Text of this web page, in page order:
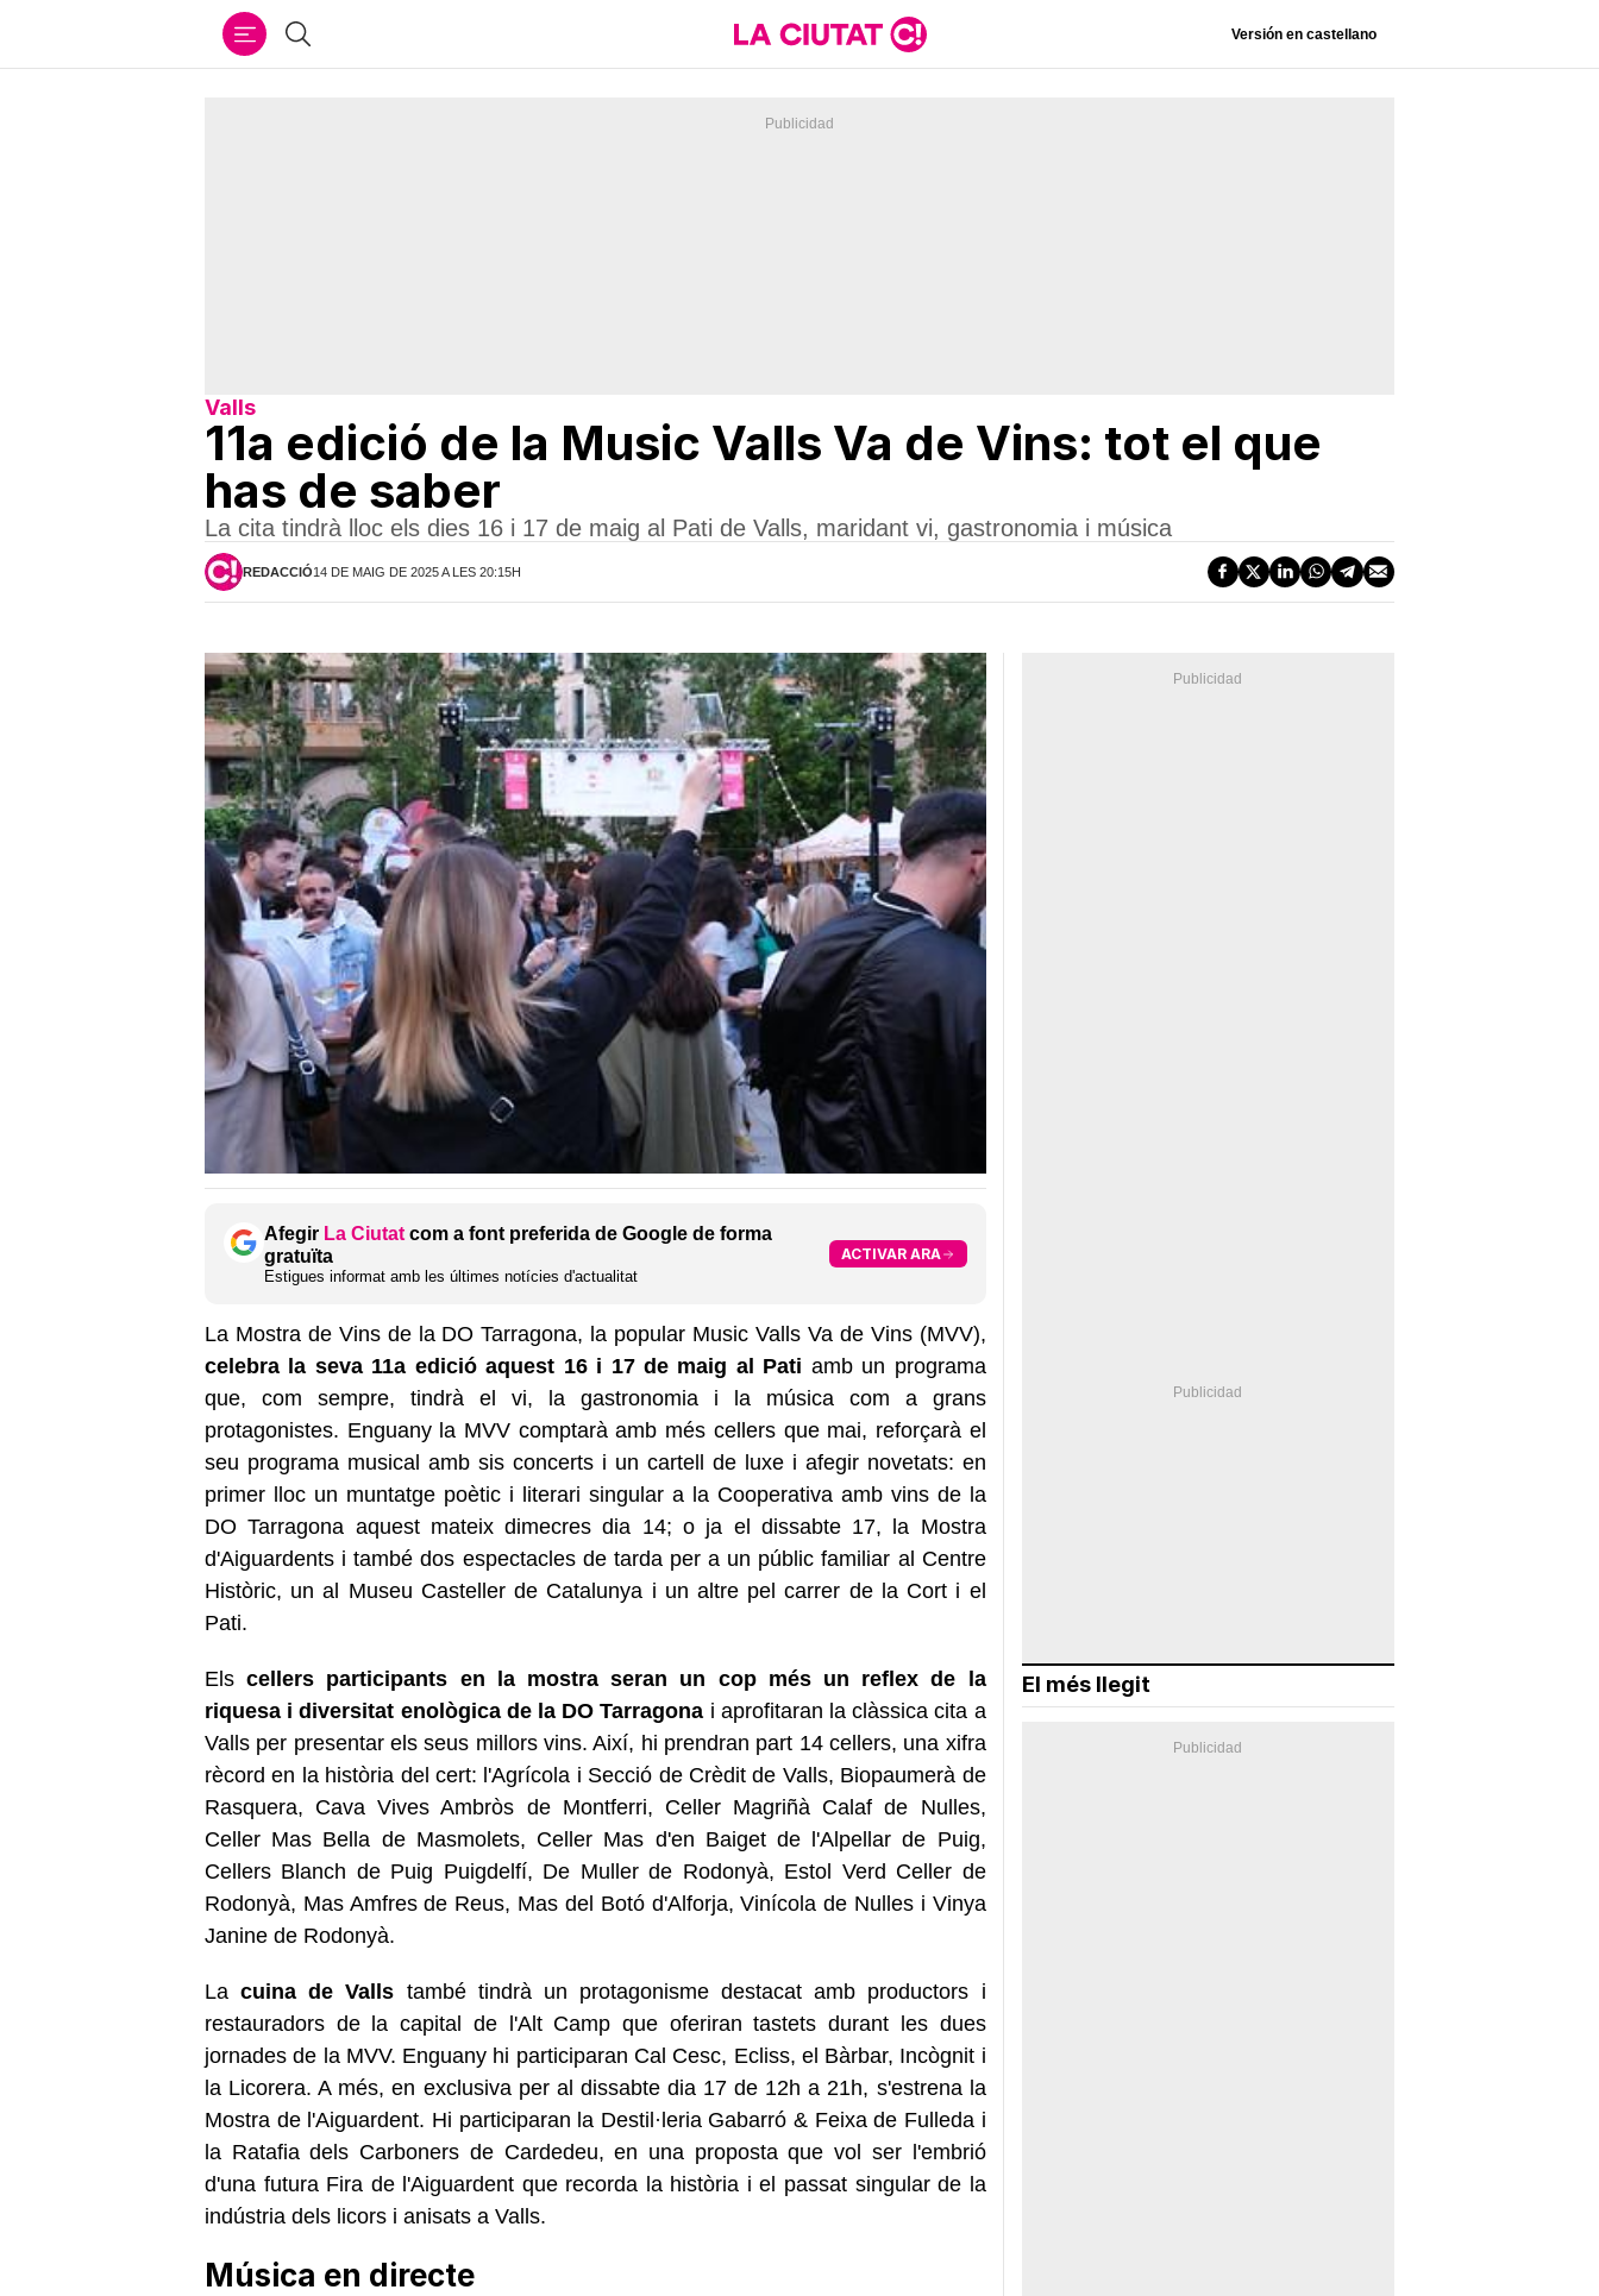
Cercar Versión en castellano
Valls
11a edició de la Music Valls Va de Vins: tot el que
has de saber
La cita tindrà lloc els dies 16 i 17 de maig al Pati de Valls, maridant vi, gastronomia i música
REDACCIÓ14 DE MAIG DE 2025 A LES 20:15H
Afegir La Ciutat com a font preferida de Google de forma
gratuïta
Estigues informat amb les últimes notícies d'actualitat
ACTIVAR ARA
La Mostra de Vins de la DO Tarragona, la popular Music Valls Va de Vins (MVV),
celebra la seva 11a edició aquest 16 i 17 de maig al Pati amb un programa
que, com sempre, tindrà el vi, la gastronomia i la música com a grans
protagonistes. Enguany la MVV comptarà amb més cellers que mai, reforçarà el
seu programa musical amb sis concerts i un cartell de luxe i afegir novetats: en
primer lloc un muntatge poètic i literari singular a la Cooperativa amb vins de la
DO Tarragona aquest mateix dimecres dia 14; o ja el dissabte 17, la Mostra
d'Aiguardents i també dos espectacles de tarda per a un públic familiar al Centre
Històric, un al Museu Casteller de Catalunya i un altre pel carrer de la Cort i el
Pati.
Elscellers participants en la mostra seran un cop més un reflex de la
riquesa i diversitat enològica de la DO Tarragona i aprofitaran la clàssica cita a
Valls per presentar els seus millors vins. Així, hi prendran part 14 cellers, una xifra
rècord en la història del cert: l'Agrícola i Secció de Crèdit de Valls, Biopaumerà de
Rasquera, Cava Vives Ambròs de Montferri, Celler Magriñà Calaf de Nulles,
Celler Mas Bella de Masmolets, Celler Mas d'en Baiget de l'Alpellar de Puig,
Cellers Blanch de Puig Puigdelfí, De Muller de Rodonyà, Estol Verd Celler de
Rodonyà, Mas Amfres de Reus, Mas del Botó d'Alforja, Vinícola de Nulles i Vinya
Janine de Rodonyà.
Lacuina deValls també tindrà un protagonisme destacat amb productors i
restauradors de la capital de l'Alt Camp que oferiran tastets durant les dues
jornades de la MVV. Enguany hi participaran Cal Cesc, Ecliss, el Bàrbar, Incògnit i
la Licorera. A més, en exclusiva per al dissabte dia 17 de 12h a 21h, s'estrena la
Mostra de l'Aiguardent. Hi participaran la Destil·leria Gabarró & Feixa de Fulleda i
la Ratafia dels Carboners de Cardedeu, en una proposta que vol ser l'embrió
d'una futura Fira de l'Aiguardent que recorda la història i el passat singular de la
indústria dels licors i anisats a Valls.
Música en directe
El més llegit